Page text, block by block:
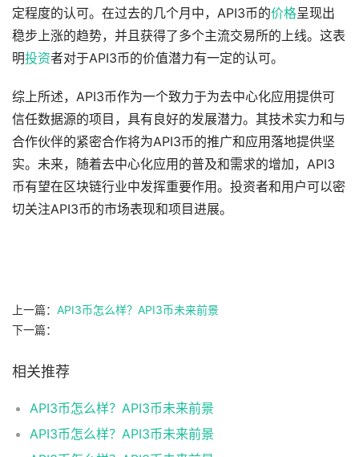
定程度的认可。在过去的几个月中，API3币的价格呈现出
稳步上涨的趋势，并且获得了多个主流交易所的上线。这表
明投资者对于API3币的价值潜力有一定的认可。
综上所述，API3币作为一个致力于为去中心化应用提供可
信任数据源的项目，具有良好的发展潜力。其技术实力和与
合作伙伴的紧密合作将为API3币的推广和应用落地提供坚
实。未来，随着去中心化应用的普及和需求的增加，API3
币有望在区块链行业中发挥重要作用。投资者和用户可以密
切关注API3币的市场表现和项目进展。
上一篇： API3币怎么样？API3币未来前景
下一篇：
相关推荐
API3币怎么样？API3币未来前景
API3币怎么样？API3币未来前景